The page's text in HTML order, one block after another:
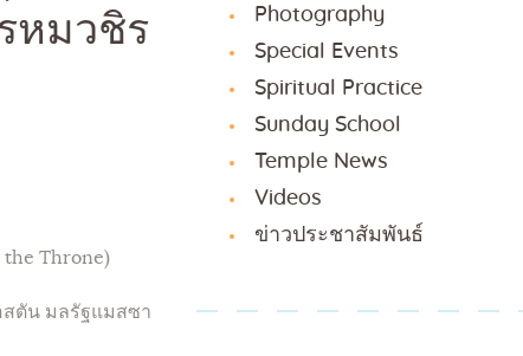
หมวชิร
the Throne)
สตัน มลรัฐแมสซา
Photography
Special Events
Spiritual Practice
Sunday School
Temple News
Videos
ข่าวประชาสัมพันธ์